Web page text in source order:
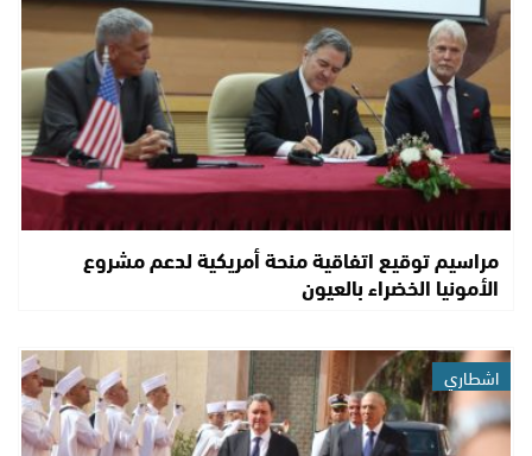
مراسيم توقيع اتفاقية منحة أمريكية لدعم مشروع
الأمونيا الخضراء بالعيون
اشطاري